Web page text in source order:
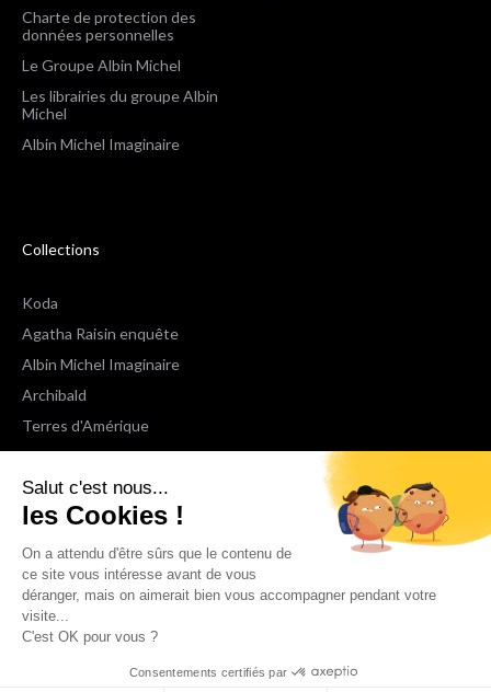
Salut c'est nous...
les Cookies !
On a attendu d'être sûrs que le contenu de
ce site vous intéresse avant de vous
déranger, mais on aimerait bien vous accompagner pendant votre
visite...
C'est OK pour vous ?
Consentements certifiés par
Charte de protection des
données personnelles
Le Groupe Albin Michel
Les librairies du groupe Albin
Michel
Albin Michel Imaginaire
Collections
Koda
Agatha Raisin enquête
Albin Michel Imaginaire
Archibald
Terres d'Amérique
Espaces Libres Poche
NOX
Wiz
Voir toutes les collections
Nous suivre